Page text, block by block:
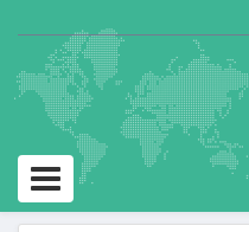
Toggle